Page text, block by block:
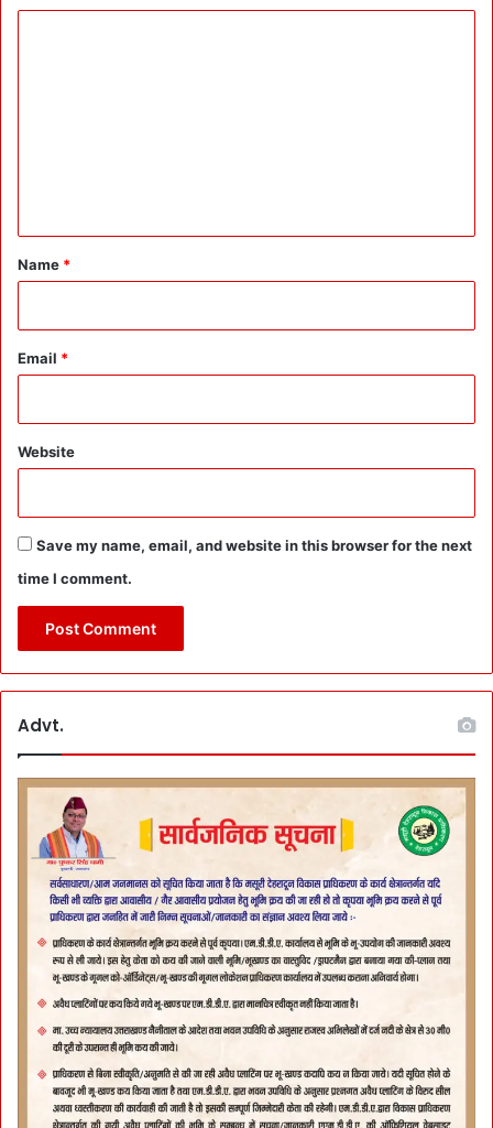
*
Name *
Email *
Website
Save my name, email, and website in this browser for the next
time I comment.
Advt.